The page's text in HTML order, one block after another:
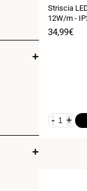
Striscia
12W/m -
Larghezza
Prezzo
34,99€
- +